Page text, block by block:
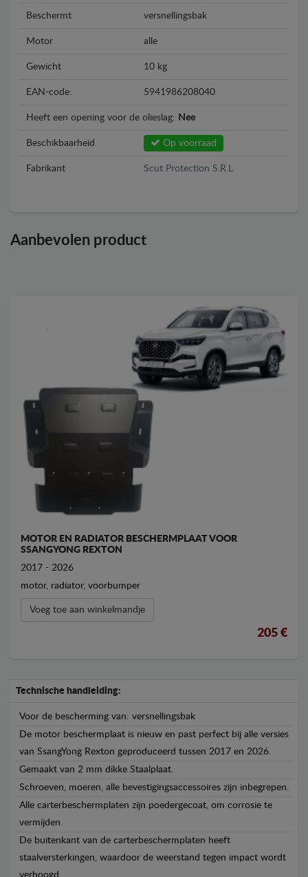
Beschermt versnellingsbak
Motor alle
Gewicht 10 kg
EAN-code: 5941986208040
Heeft een opening voor de olieslag: Nee
Beschikbaarheid Op voorraad
Fabrikant Scut Protection S.R.L
Aanbevolen product
MOTOR EN RADIATOR BESCHERMPLAAT VOOR
SSANGYONG REXTON
2017 - 2026
motor, radiator, voorbumper
Voeg toe aan winkelmandje
205 €
Technische handleiding:
Voor de bescherming van: versnellingsbak
De motor beschermplaat is nieuw en past perfect bij alle versies
van SsangYong Rexton geproduceerd tussen 2017 en 2026.
Gemaakt van 2 mm dikke Staalplaat.
Schroeven, moeren, alle bevestigingsaccessoires zijn inbegrepen.
Alle carterbeschermplaten zijn poedergecoat, om corrosie te
vermijden.
De buitenkant van de carterbeschermplaten heeft
staalversterkingen, waardoor de weerstand tegen impact wordt
verhoogd.